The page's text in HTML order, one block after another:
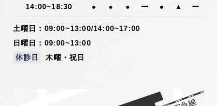
14:00~18:30 ● ● ● ー ● ▲ ー
土曜日：09:00~13:00/14:00~17:00
日曜日：09:00~13:00
休診日 木曜・祝日